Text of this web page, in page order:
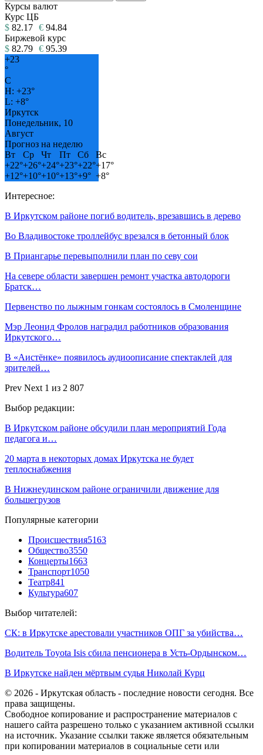
Курсы валют
Курс ЦБ
$ 82.17 € 94.84
Биржевой курс
$ 82.79 € 95.39
+23
°
C
H: +23°
L: +8°
Иркутск
Понедельник, 10
Август
Прогноз на неделю
Вт
Ср Чт Пт Сб
Вс
+22°+26°+24°+23°+22°+17°
+12°+10°+10°+13°+9° +8°
Интересное:
В Иркутском районе погиб водитель, врезавшись в дерево
Во Владивостоке троллейбус врезался в бетонный блок
В Приангарье перевыполнили план по севу сои
На севере области завершен ремонт участка автодороги
Братск…
Первенство по лыжным гонкам состоялось в Смоленщине
Мэр Леонид Фролов наградил работников образования
Иркутского…
В «Аистёнке» появилось аудиоописание спектаклей для
зрителей…
Prev Next 1 из 2 807
Выбор редакции:
В Иркутском районе обсудили план мероприятий Года
педагога и…
20 марта в некоторых домах Иркутска не будет
теплоснабжения
В Нижнеудинском районе ограничили движение для
большегрузов
Популярные категории
Происшествия5163
Общество3550
Концерты1663
Транспорт1050
Театр841
Культура607
Выбор читателей:
СК: в Иркутске арестовали участников ОПГ за убийства…
Водитель Toyota Isis сбила пенсионера в Усть-Ордынском…
В Иркутске найден мёртвым судья Николай Курц
© 2026 - Иркутская область - последние новости сегодня. Все
права защищены.
Свободное копирование и распространение материалов с
нашего сайта разрешено только с указанием активной ссылки
на источник. Указание ссылки также является обязательным
при копировании материалов в социальные сети или